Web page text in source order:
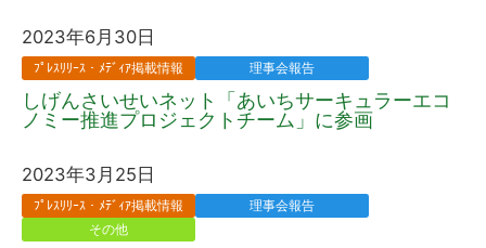
2023年6月30日
ﾌﾟﾚｽﾘﾘｰｽ・ﾒﾃﾞｨｱ掲載情報 理事会報告
しげんさいせいネット「あいちサーキュラーエコ
ノミー推進プロジェクトチーム」に参画
2023年3月25日
ﾌﾟﾚｽﾘﾘｰｽ・ﾒﾃﾞｨｱ掲載情報
理事会報告
その他